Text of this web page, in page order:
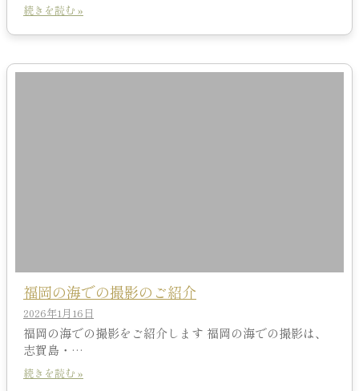
続きを読む »
福岡の海での撮影のご紹介
2026年1月16日
福岡の海での撮影をご紹介します 福岡の海での撮影は、
志賀島・…
続きを読む »